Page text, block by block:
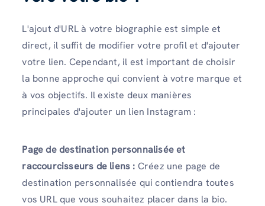
L'ajout d'URL à votre biographie est simple et
direct, il suffit de modifier votre profil et d'ajouter
votre lien. Cependant, il est important de choisir
la bonne approche qui convient à votre marque et
à vos objectifs. Il existe deux manières
principales d'ajouter un lien Instagram :
Page de destination personnalisée et
raccourcisseurs de liens : Créez une page de
destination personnalisée qui contiendra toutes
vos URL que vous souhaitez placer dans la bio.